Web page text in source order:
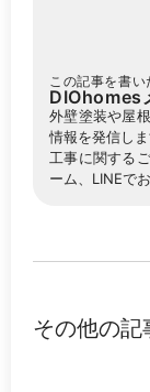
この記事を書い
DIOhomes
外壁塗装や屋
情報を発信しま
工事に関する
ーム、LINEで
その他の記